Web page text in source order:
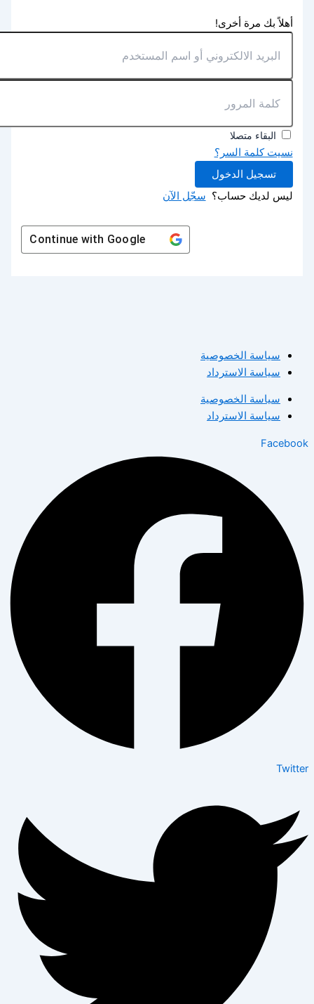
أهلاً بك مرة أخرى!
البقاء متصلا
نسيت كلمة السر؟
تسجيل الدخول
ليس لديك حساب؟ سجّل الآن
Continue withGoogle
سياسة الخصوصية
سياسة الاسترداد
سياسة الخصوصية
سياسة الاسترداد
Facebook
Twitter